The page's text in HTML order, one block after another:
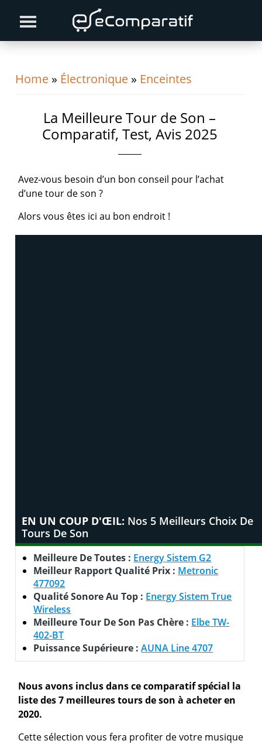
primary
content
primary
Home » Électronique » Enceintes
La Meilleure Tour de Son –
Comparatif, Test, Avis 2025
Avez-vous besoin d’un bon conseil pour l’achat
d’une tour de son ?
Alors vous êtes ici au bon endroit !
EN UN COUP D'ŒIL: Nos 5 Meilleurs Choix De
Tours De Son
Meilleure De Toutes : Energy Sistem G2
Meilleur Rapport Qualité Prix : Metronic
477092
Qualité Sonore Au Top : Energy Sistem True
Wireless
Meilleure Tour De Son Pas Chère : Elbe TW-
402-BT
Puissance Supérieure :AUNA Line 4707
Nous avons inclus dans ce comparatif spécial la
liste des 7 meilleures tours de son à acheter en
2020.
Cette sélection vous fera profiter de votre musique